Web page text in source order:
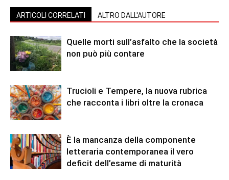
ARTICOLI CORRELATI ALTRO DALL'AUTORE
Quelle morti sull’asfalto che la società
non può più contare
Trucioli e Tempere, la nuova rubrica
che racconta i libri oltre la cronaca
È la mancanza della componente
letteraria contemporanea il vero
deficit dell’esame di maturità